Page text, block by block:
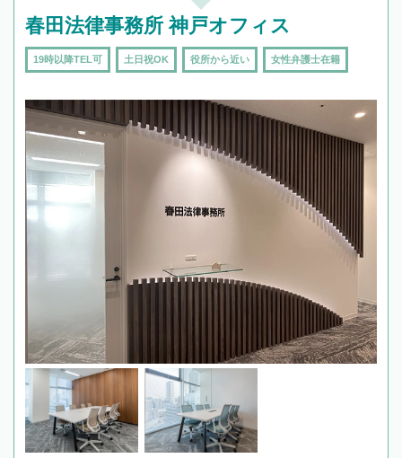
春田法律事務所 神戸オフィス
19時以降TEL可 土日祝OK 役所から近い 女性弁護士在籍